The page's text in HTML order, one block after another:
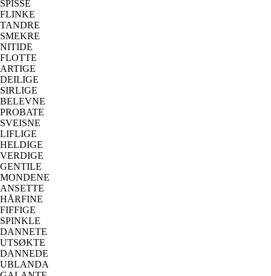
SPISSE
FLINKE
TANDRE
SMEKRE
NITIDE
FLOTTE
ARTIGE
DEILIGE
SIRLIGE
BELEVNE
PROBATE
SVEISNE
LIFLIGE
HELDIGE
VERDIGE
GENTILE
MONDENE
ANSETTE
HÅRFINE
FIFFIGE
SPINKLE
DANNETE
UTSØKTE
DANNEDE
UBLANDA